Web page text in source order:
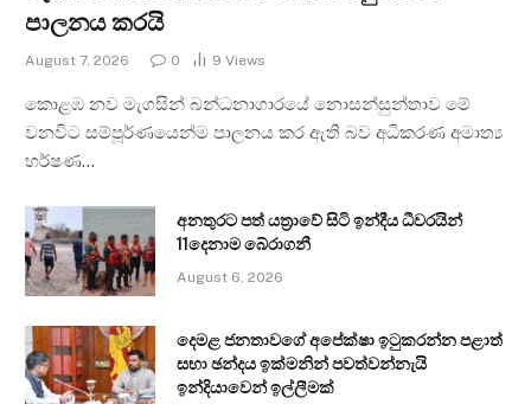
පාලනය කරයි
August 7, 2026 0 9 Views
කොළඹ නව මැගසින් බන්ධනාගාරයේ නොසන්සුන්තාව මේ
වනවිට සම්පූර්ණයෙන්ම පාලනය කර ඇති බව අධිකරණ අමාත්‍ය
හර්ෂණ…
අනතුරට පත් යත්‍රාවේ සිටි ඉන්දීය ධීවරයින්
11දෙනාම බේරාගනී
August 6, 2026
දෙමළ ජනතාවගේ අපේක්ෂා ඉටුකරන්න පළාත්
සභා ඡන්දය ඉක්මනින් පවත්වන්නැයි
ඉන්දියාවෙන් ඉල්ලීමක්